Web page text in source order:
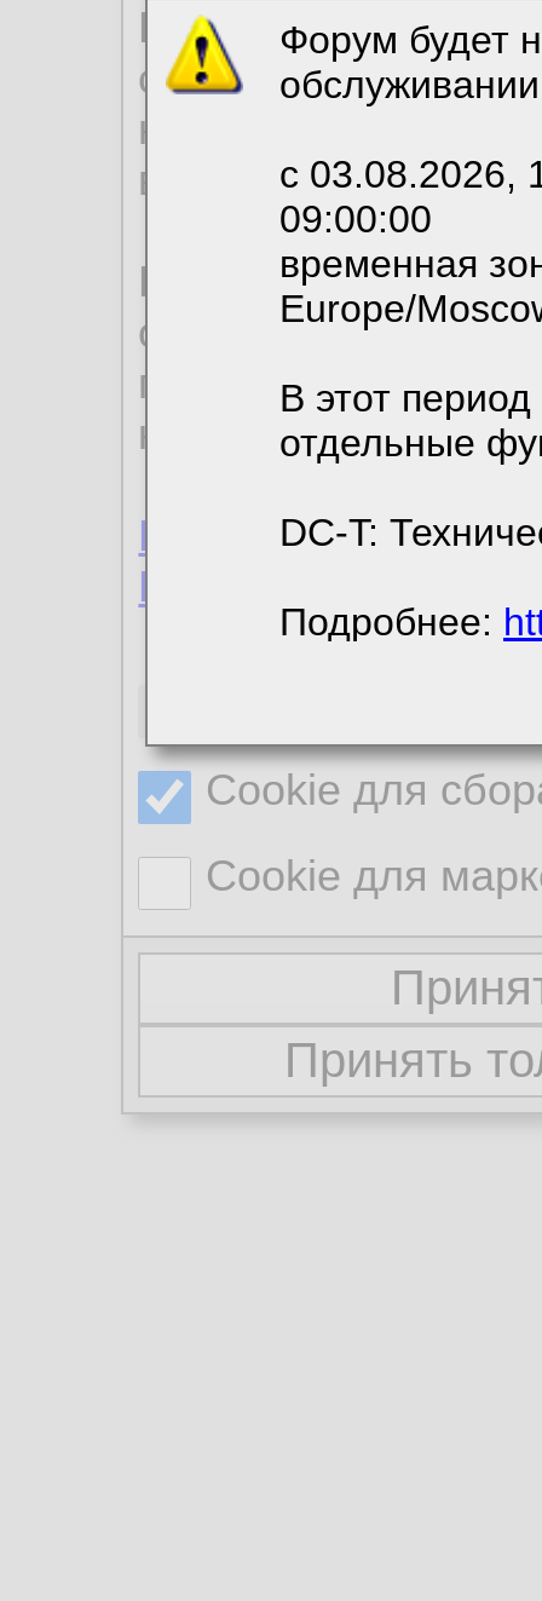
Форум будет
с 03.08.2026,
09:00:00
временная
Europe/
В этот
отдельные
DC-T:
Подробнее:
Продолжая
согласие на
необходимых для
вы можете
По
ознакомиться с
пользовательским
Пользовательское
Политика
Cookie для
Cookie для